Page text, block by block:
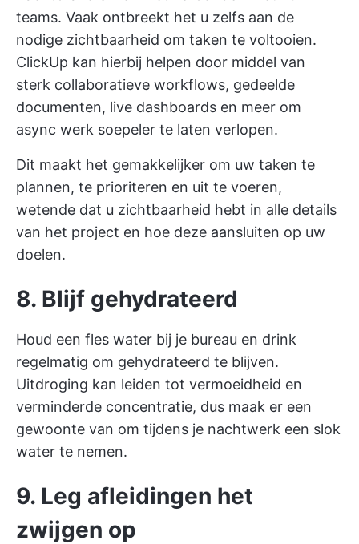
teams. Vaak ontbreekt het u zelfs aan de
nodige zichtbaarheid om taken te voltooien.
ClickUp kan hierbij helpen door middel van
sterk collaboratieve workflows, gedeelde
documenten, live dashboards en meer om
async werk soepeler te laten verlopen.
Dit maakt het gemakkelijker om uw taken te
plannen, te prioriteren en uit te voeren,
wetende dat u zichtbaarheid hebt in alle details
van het project en hoe deze aansluiten op uw
doelen.
8. Blijf gehydrateerd
Houd een fles water bij je bureau en drink
regelmatig om gehydrateerd te blijven.
Uitdroging kan leiden tot vermoeidheid en
verminderde concentratie, dus maak er een
gewoonte van om tijdens je nachtwerk een slok
water te nemen.
9. Leg afleidingen het
zwijgen op